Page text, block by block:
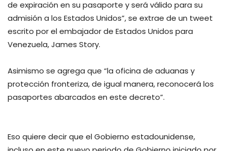
de expiración en su pasaporte y será válido para su
admisión a los Estados Unidos”, se extrae de un tweet
escrito por el embajador de Estados Unidos para
Venezuela, James Story.
Asimismo se agrega que “la oficina de aduanas y
protección fronteriza, de igual manera, reconocerá los
pasaportes abarcados en este decreto”.
Eso quiere decir que el Gobierno estadounidense,